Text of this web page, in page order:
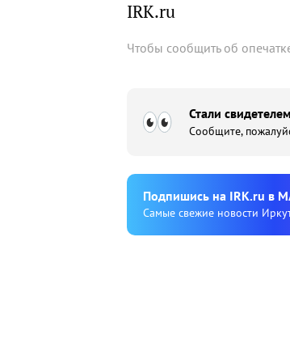
IRK.ru
Чтобы сообщить об
Стали
Сообщите,
Подпишиcь на IRK.ru в
Cамые свежие новости